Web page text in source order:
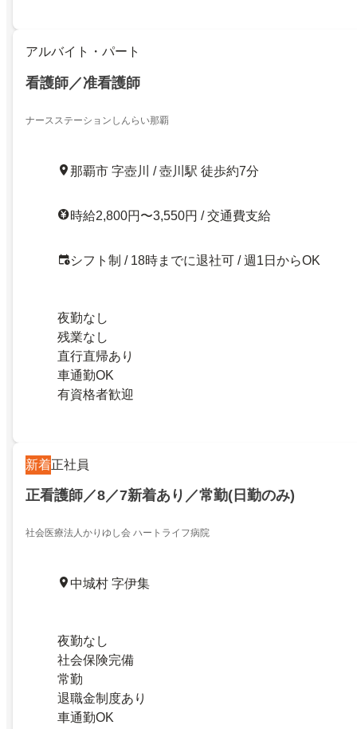
アルバイト・パート
看護師／准看護師
ナースステーションしんらい那覇
那覇市 字壺川 / 壺川駅 徒歩約7分
時給2,800円〜3,550円 / 交通費支給
シフト制 / 18時までに退社可 / 週1日からOK
夜勤なし
残業なし
直行直帰あり
車通勤OK
有資格者歓迎
新着正社員
正看護師／8／7新着あり／常勤(日勤のみ)
社会医療法人かりゆし会 ハートライフ病院
中城村 字伊集
夜勤なし
社会保険完備
常勤
退職金制度あり
車通勤OK